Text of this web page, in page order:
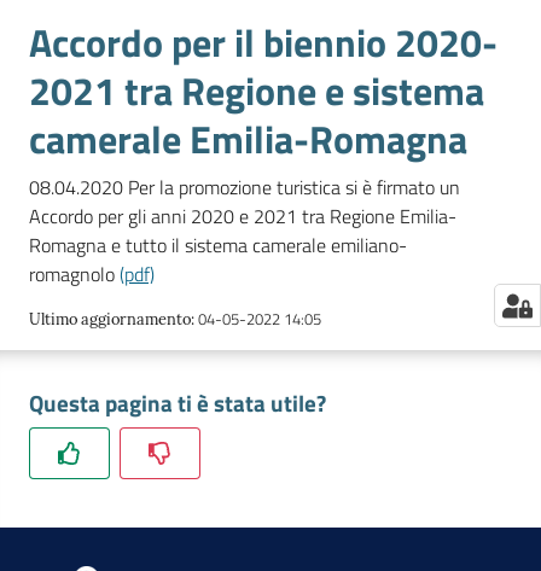
Accordo per il biennio 2020-
2021 tra Regione e sistema
camerale Emilia-Romagna
08.04.2020 Per la promozione turistica si è firmato un
Accordo per gli anni 2020 e 2021 tra Regione Emilia-
Romagna e tutto il sistema camerale emiliano-
romagnolo(pdf)
Ultimo aggiornamento:04-05-2022 14:05
Questa pagina ti è stata utile?